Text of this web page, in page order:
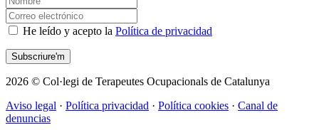
He leído y acepto la Política de privacidad
2026 © Col·legi de Terapeutes Ocupacionals de Catalunya
Aviso legal · Política privacidad · Política cookies · Canal de
denuncias